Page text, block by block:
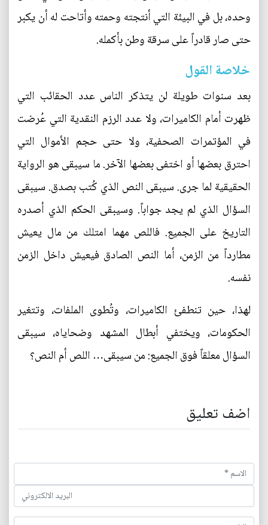
وحده، بل في البيئة التي أنتجته وحمته وأتاحت له أن يكبر
حتى صار قادراً على سرقة وطن بأكمله.
خلاصة القول
بعد سنوات طويلة لن يتذكر الناس عدد الحقائب التي
ظهرت أمام الكاميرات، ولا عدد الرزم النقدية التي عُرضت
في المؤتمرات الصحفية، ولا حتى حجم الأموال التي
احترق بعضها أو اختفى بعضها الآخر. ما سيبقى هو الرواية
الحقيقية لما جرى. سيبقى النص الذي كُتب بصدق. سيبقى
السؤال الذي لم يجد جواباً. وسيبقى الحكم الذي أصدره
التاريخ على الجميع. فاللص مهما امتلك من مال يعيش
مطارداً من الزمن، أما النص الصادق فيعيش داخل الزمن
نفسه.
لهذا، حين تنطفئ الكاميرات، وتُطوى الملفات، وتتغير
الحكومات، ويختفي أبطال المشهد وضحاياه، سيبقى
السؤال معلقاً فوق الجميع: من سيبقى… اللص أم النص؟
اضف تعليق